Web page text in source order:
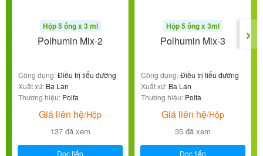
Hộp 5 ống x 3 ml
Polhumin Mix-2
Công dụng:Điều trị tiểu đường
Xuất xứ: Ba Lan
Thương hiệu: Polfa
Giá liên hệ/Hộp
137 đã xem
Đọc tiếp
Hộp 5 ống x 3ml
Polhumin Mix-3
Công dụng:Điều trị tiểu đường
Xuất xứ: Ba Lan
Thương hiệu: Polfa
Giá liên hệ/Hộp
35 đã xem
Đọc tiếp
›